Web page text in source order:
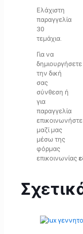
Ελάχιστη
παραγγελία
30
τεμάχια.
Για να
δημιουργήσετε
την δική
σας
σύνθεση ή
για
παραγγελία
επικοινωνήστε
μαζί μας
μέσω της
φόρμας
επικοινωνίας